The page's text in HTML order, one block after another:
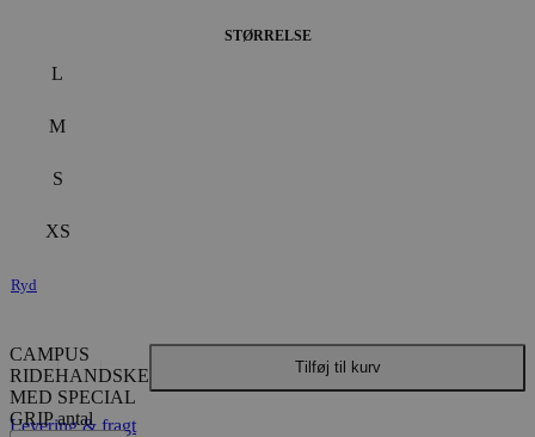
STØRRELSE
L
M
S
XS
Ryd
CAMPUS
RIDEHANDSKE
MED SPECIAL
GRIP antal
Tilføj til kurv
Levering & fragt